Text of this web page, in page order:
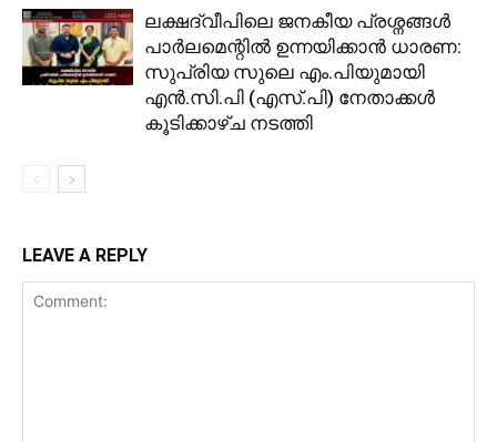
ലക്ഷദ്വീപിലെ ജനകീയ പ്രശ്നങ്ങൾ
പാർലമെന്റിൽ ഉന്നയിക്കാൻ ധാരണ:
സുപ്രിയ സുലെ എം.പിയുമായി
എൻ.സി.പി (എസ്.പി) നേതാക്കൾ
കൂടിക്കാഴ്ച നടത്തി
LEAVE A REPLY